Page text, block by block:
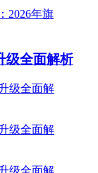
级全面解析